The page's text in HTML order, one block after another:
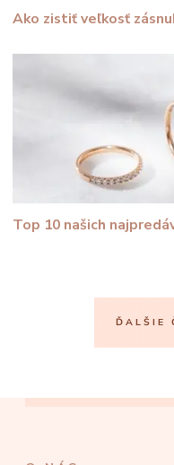
Ako zistiť veľkosť
Top 10 našich
ĎALŠIE